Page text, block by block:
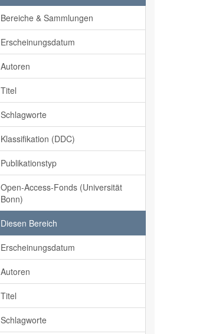
Bereiche & Sammlungen
Erscheinungsdatum
Autoren
Titel
Schlagworte
Klassifikation (DDC)
Publikationstyp
Open-Access-Fonds (Universität
Bonn)
Diesen Bereich
Erscheinungsdatum
Autoren
Titel
Schlagworte